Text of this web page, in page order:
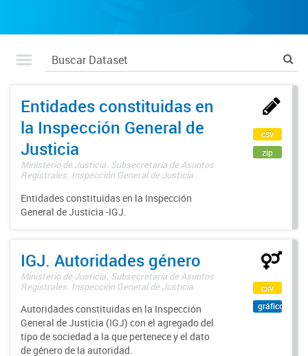
Entidades constituidas en
la Inspección General de
Justicia
Ministerio de Justicia. Subsecretaría de Asuntos
Registrales. Inspección General de Justicia
Entidades constituidas en la Inspección
General de Justicia -IGJ.
csv
zip
IGJ. Autoridades género
Ministerio de Justicia. Subsecretaría de Asuntos
Registrales. Inspección General de Justicia
Autoridades constituidas en la Inspección
General de Justicia (IGJ) con el agregado del
tipo de sociedad a la que pertenece y el dato
de género de la autoridad.
csv
gráfico